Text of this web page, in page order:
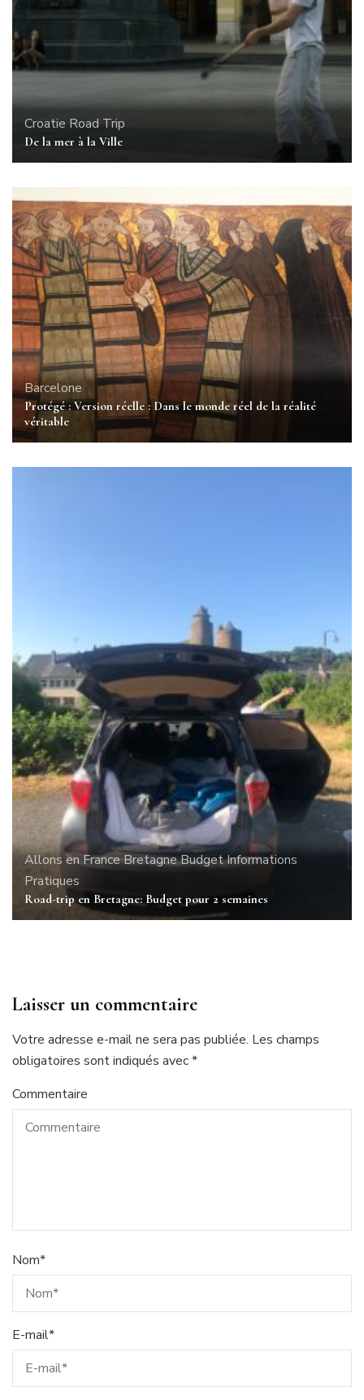
Croatie Road Trip
De la mer à la Ville
Barcelone
Protégé : Version réelle : Dans le monde réel de la réalité
véritable
Allons en FranceBretagneBudgetInformations
Pratiques
Road-trip en Bretagne: Budget pour 2 semaines
Laisser un commentaire
Votre adresse e-mail ne sera pas publiée. Les champs
obligatoires sont indiqués avec*
Commentaire
Nom*
E-mail*